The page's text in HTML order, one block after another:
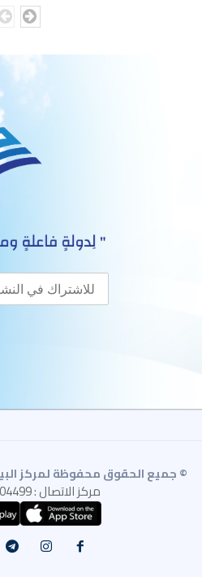
© جميع الحقوق محفوظة لمركز البيان
مركز الاتصال : 9647818004499+